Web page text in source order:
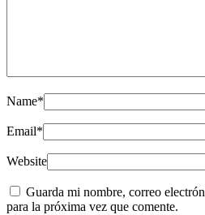
Name*
Email*
Website
Guarda mi nombre, correo
para la próxima vez que comente.